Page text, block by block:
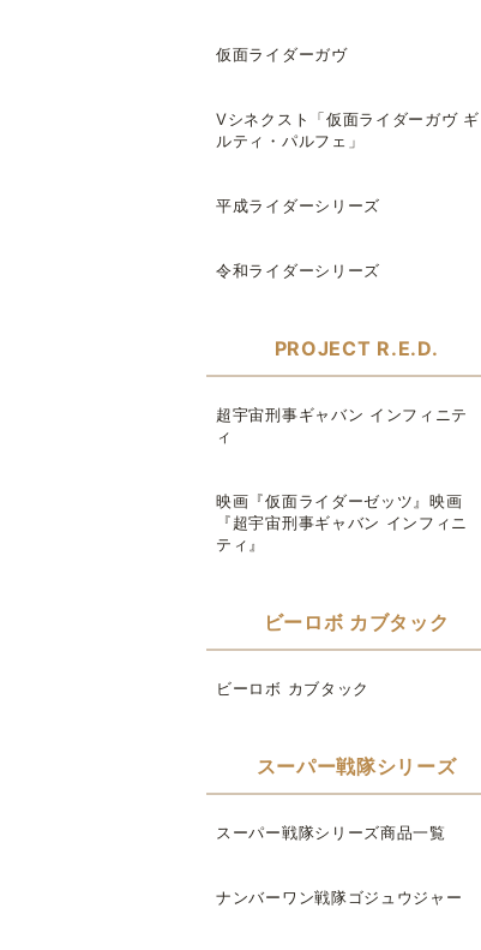
仮面ライダーガヴ
Vシネクスト「仮面ライダーガヴ ギ
ルティ・パルフェ」
平成ライダーシリーズ
令和ライダーシリーズ
PROJECT R.E.D.
超宇宙刑事ギャバン インフィニテ
ィ
映画『仮面ライダーゼッツ』映画
『超宇宙刑事ギャバン インフィニ
ティ』
ビーロボ カブタック
ビーロボ カブタック
スーパー戦隊シリーズ
スーパー戦隊シリーズ商品一覧
ナンバーワン戦隊ゴジュウジャー